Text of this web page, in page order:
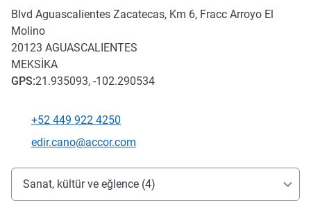
Blvd Aguascalientes Zacatecas, Km 6, Fracc Arroyo El
Molino
20123 AGUASCALIENTES
MEKSIKA
GPS:21.935093, -102.290534
Telefon
+52 449 922 4250
İletişim için e-posta
edir.cano@accor.com
Erişim ve ulaşım
Sanat, kültür ve eğlence (4)